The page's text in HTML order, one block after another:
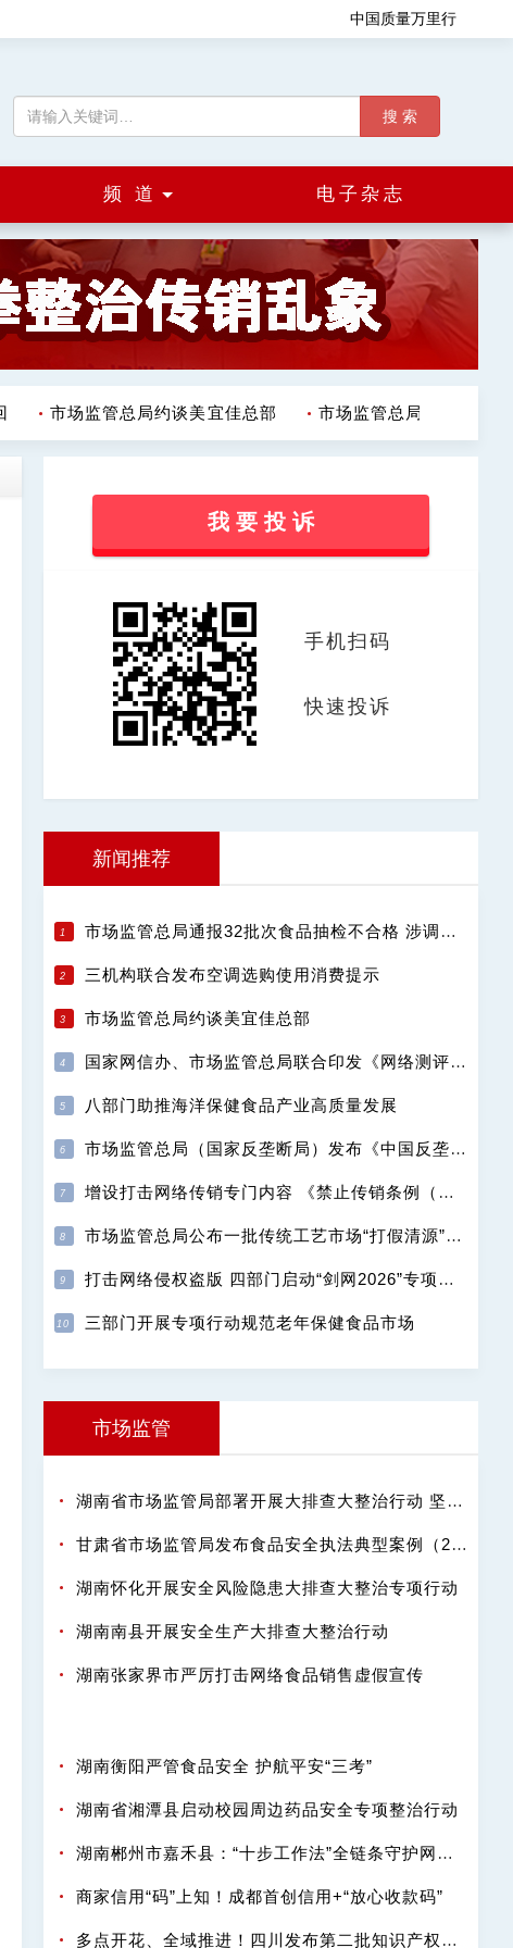
中国质量万里行
搜 索
频 道 电子杂志
市场监管总局约谈美宜佳总部 市场监管总局（国家反垄
我 要 投 诉
手机扫码
快速投诉
新闻推荐
市场监管总局通报32批次食品抽检不合格 涉调味品饮料肉制品等13类
三机构联合发布空调选购使用消费提示
市场监管总局约谈美宜佳总部
国家网信办、市场监管总局联合印发《网络测评活动规范》
八部门助推海洋保健食品产业高质量发展
市场监管总局（国家反垄断局）发布《中国反垄断执法年度报告（2025）》
增设打击网络传销专门内容 《禁止传销条例（修订征求意见稿）》公开征求意见
市场监管总局公布一批传统工艺市场“打假清源”典型案例
打击网络侵权盗版 四部门启动“剑网2026”专项行动
三部门开展专项行动规范老年保健食品市场
市场监管
湖南省市场监管局部署开展大排查大整治行动 坚决守护百姓舌尖安全
甘肃省市场监管局发布食品安全执法典型案例（2025-2026年度）
湖南怀化开展安全风险隐患大排查大整治专项行动
湖南南县开展安全生产大排查大整治行动
湖南张家界市严厉打击网络食品销售虚假宣传
湖南衡阳严管食品安全 护航平安“三考”
湖南省湘潭县启动校园周边药品安全专项整治行动
湖南郴州市嘉禾县：“十步工作法”全链条守护网络餐饮“舌尖安全”
商家信用“码”上知！成都首创信用+“放心收款码”
多点开花、全域推进！四川发布第二批知识产权强省建设典型案例